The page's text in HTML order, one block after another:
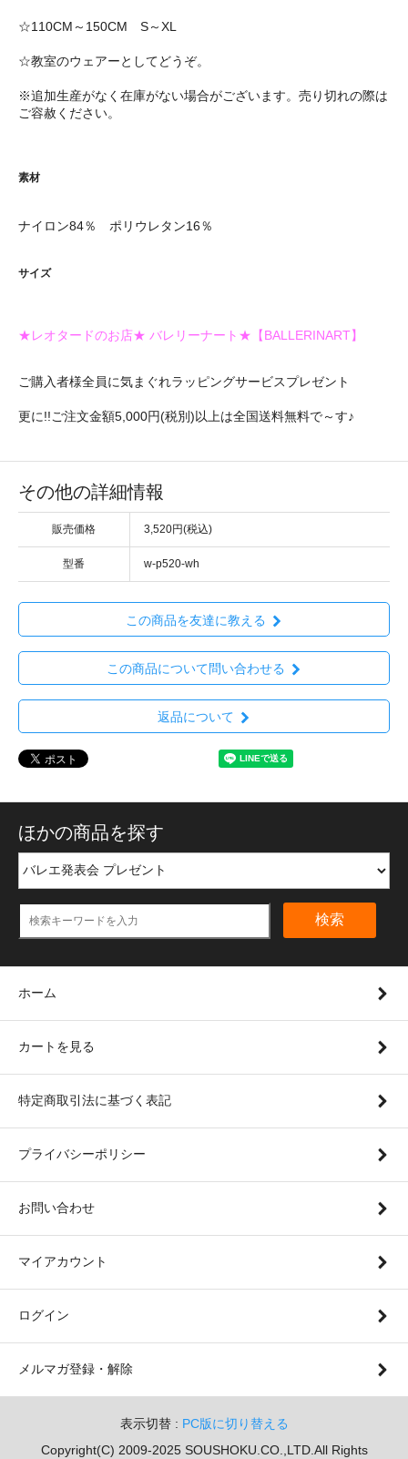
☆110CM～150CM S～XL
☆教室のウェアーとしてどうぞ。
※追加生産がなく在庫がない場合がございます。売り切れの際は
ご容赦ください。
素材
ナイロン84％ ポリウレタン16％
サイズ
★レオタードのお店★ バレリーナート★【BALLERINART】
ご購入者様全員に気まぐれラッピングサービスプレゼント
更に!!ご注文金額5,000円(税別)以上は全国送料無料で～す♪
その他の詳細情報
販売価格 3,520円(税込)
型番 w-p520-wh
この商品を友達に教える
この商品について問い合わせる
返品について
ほかの商品を探す
検索
ホーム
カートを見る
特定商取引法に基づく表記
プライバシーポリシー
お問い合わせ
マイアカウント
ログイン
メルマガ登録・解除
表示切替 : PC版に切り替える
Copyright(C) 2009-2025 SOUSHOKU.CO.,LTD.All Rights